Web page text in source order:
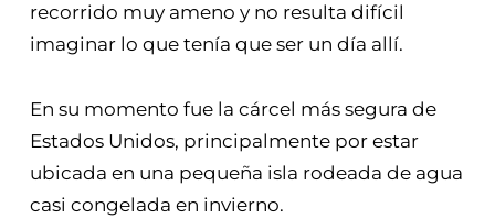
recorrido muy ameno y no resulta difícil
imaginar lo que tenía que ser un día allí.
En su momento fue la cárcel más segura de
Estados Unidos, principalmente por estar
ubicada en una pequeña isla rodeada de agua
casi congelada en invierno.